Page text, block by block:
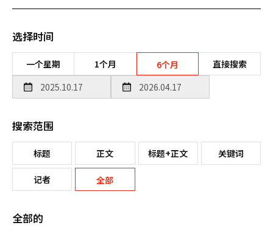
选择时间
一个星期 1个月 6个月 直接搜索
搜索范围
标题 正文 标题+正文 关键词
记者 全部
全部的